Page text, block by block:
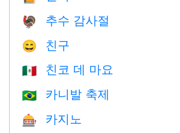
🦃 추수 감사절
😄 친구
🇲🇽 친코 데 마요
🇧🇷 카니발 축제
🎰 카지노